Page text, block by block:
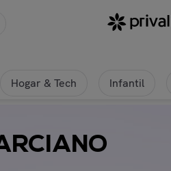
Hogar & Tech Infantil